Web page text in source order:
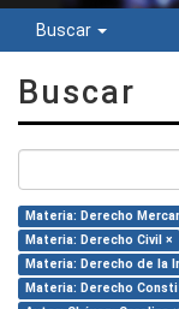
Buscar
Buscar
Materia: Derecho
Materia: Derecho Civil ×
Materia: Derecho de la
Materia: Derecho